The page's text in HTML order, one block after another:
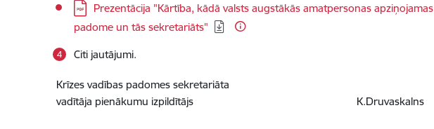
Lejupielādēt:
Prezentācija "Kārtība, kādā valsts augstākās amatpersonas
padome un tās sekretariāts"
Citi jautājumi.
Krīzes vadības padomes sekretariāta
vadītāja pienākumu izpildītājs K.Druvaskalns